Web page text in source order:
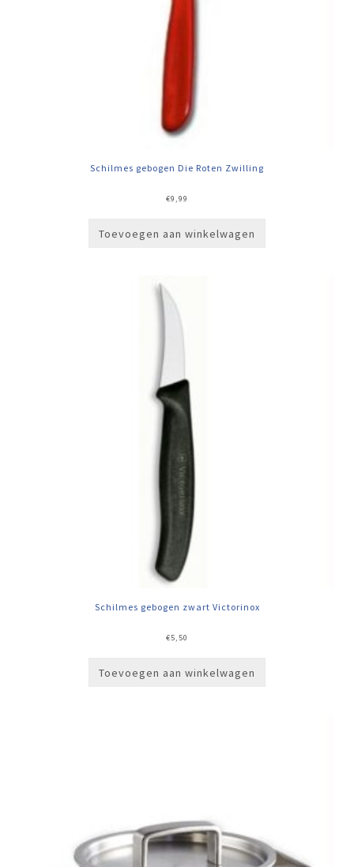
Schilmes gebogen Die Roten Zwilling
€9,99
Toevoegen aan winkelwagen
Schilmes gebogen zwart Victorinox
€5,50
Toevoegen aan winkelwagen